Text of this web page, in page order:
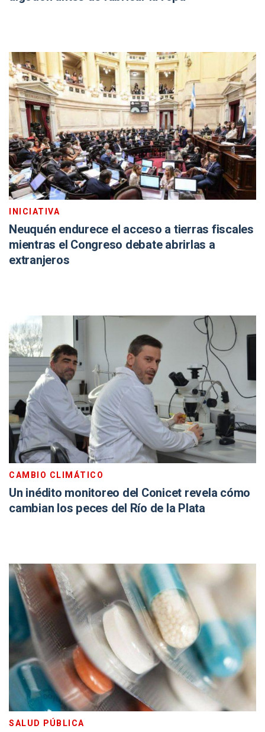
INICIATIVA
Neuquén endurece el acceso a tierras fiscales
mientras el Congreso debate abrirlas a
extranjeros
CAMBIO CLIMÁTICO
Un inédito monitoreo del Conicet revela cómo
cambian los peces del Río de la Plata
SALUD PÚBLICA